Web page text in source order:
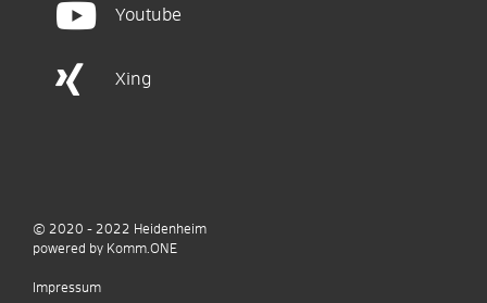
Youtube
Xing
© 2020 - 2022 Heidenheim
powered by Komm.ONE
Impressum